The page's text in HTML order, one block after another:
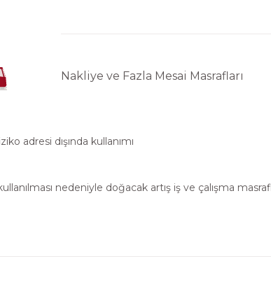
Nakliye ve Fazla Mesai Masrafları
adresi dışında kullanımı
nedeniyle doğacak artış iş ve çalışma